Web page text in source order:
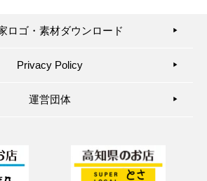
ロゴ・素材ダウンロード ▶︎
Privacy Policy ▶︎
運営団体 ▶︎